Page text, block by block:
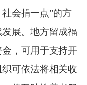
帮助提升
规，保护老
务的各方主
处理方式